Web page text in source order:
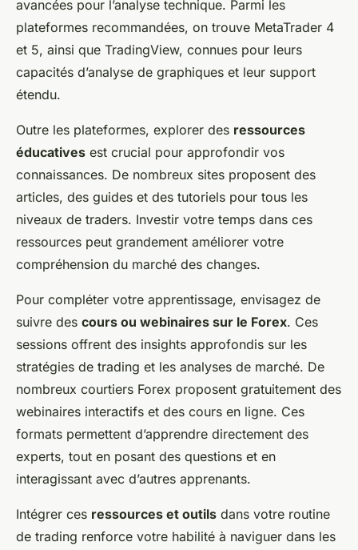
avancées pour l’analyse technique. Parmi les
plateformes recommandées, on trouve MetaTrader 4
et 5, ainsi que TradingView, connues pour leurs
capacités d’analyse de graphiques et leur support
étendu.
Outre les plateformes, explorer des ressources
éducatives est crucial pour approfondir vos
connaissances. De nombreux sites proposent des
articles, des guides et des tutoriels pour tous les
niveaux de traders. Investir votre temps dans ces
ressources peut grandement améliorer votre
compréhension du marché des changes.
Pour compléter votre apprentissage, envisagez de
suivre des cours ou webinaires sur le Forex. Ces
sessions offrent des insights approfondis sur les
stratégies de trading et les analyses de marché. De
nombreux courtiers Forex proposent gratuitement des
webinaires interactifs et des cours en ligne. Ces
formats permettent d’apprendre directement des
experts, tout en posant des questions et en
interagissant avec d’autres apprenants.
Intégrer ces ressources et outils dans votre routine
de trading renforce votre habilité à naviguer dans les